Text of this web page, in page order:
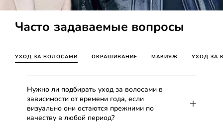
Часто задаваемые вопросы
УХОД ЗА ВОЛОСАМИ ОКРАШИВАНИЕ МАКИЯЖ УХОД ЗА
Нужно ли подбирать уход за волосами в
зависимости от времени года, если
визуально они остаются прежними по
качеству в любой период?